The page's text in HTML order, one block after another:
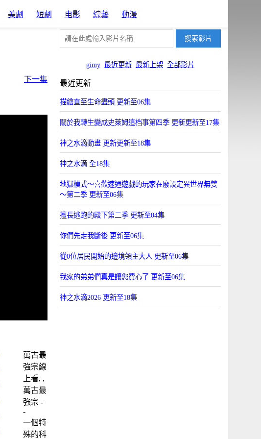
美劇 短劇 电影 綜藝 動漫
gimy 最近更新 最新上架 全部影片
下一集
萬古最
強宗線
上看, ,
萬古最
強宗 -
-
一個特
殊的科
最近更新
描繪直至生命盡頭 更新至06集
關於我轉生變成史萊姆這档事第四季 更新更新至17集
神之水滴動畫 更新更新至18集
神之水滴 全18集
地獄模式～喜歡速通遊戯的玩家在廢設定異世界無雙
～第二季 更新至06集
擅長逃跑的殿下第二季 更新至04集
你們先走我斷後 更新至06集
從0位居民開始的邊境領主大人 更新至06集
我家的弟弟們真是讓您費心了 更新至06集
神之水滴2026 更新至18集